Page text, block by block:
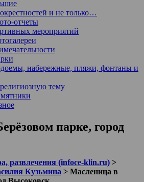
и не только…
отчеты
мероприятий
набережные, пляжи, фонтаны и
тему
парке, город
развлечения (infoce-klin.ru) >
Кузьмина > Масленица в